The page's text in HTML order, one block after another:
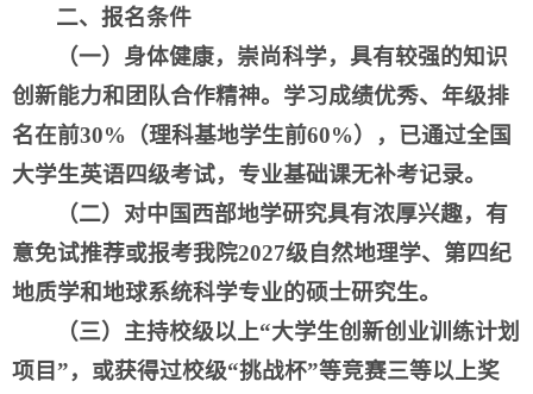
二、报名条件
（一）身体健康，崇尚科学，具有较强的知识
创新能力和团队合作精神。学习成绩优秀、年级排
名在前30%（理科基地学生前60%），已通过全国
大学生英语四级考试，专业基础课无补考记录。
（二）对中国西部地学研究具有浓厚兴趣，有
意免试推荐或报考我院2027级自然地理学、第四纪
地质学和地球系统科学专业的硕士研究生。
（三）主持校级以上“大学生创新创业训练计划
项目”，或获得过校级“挑战杯”等竞赛三等以上奖